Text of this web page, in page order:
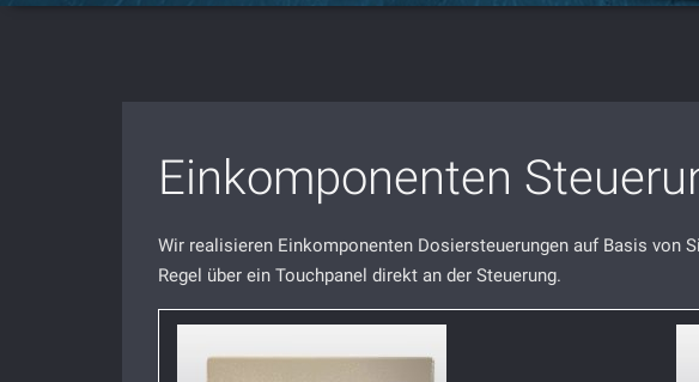
Einkomponenten
Wir realisieren Einkomponenten Dosiersteuerungen auf Basis von
Regel über ein Touchpanel direkt an der Steuerung.